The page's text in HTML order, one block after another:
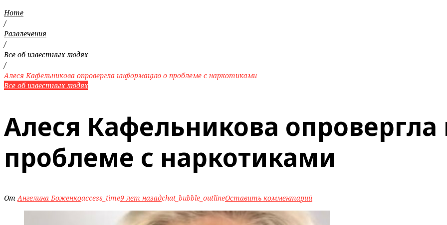
Home
/
Развлечения
/
Все об известных людях
/
Алеся Кафельникова опровергла информацию о проблеме с наркотиками
Все об известных людях
Алеся Кафельникова
проблеме с наркотиками
ОтАнгелина Боженкоaccess_time9 лет назадchat_bubble_outlineОставить комментарий